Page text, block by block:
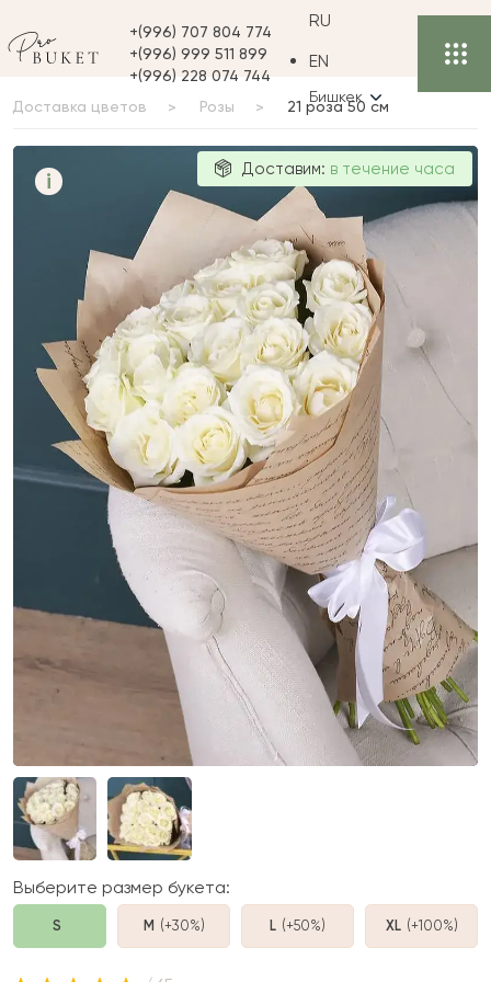
+(996) 707 804 774
+(996) 999 511 899
+(996) 228 074 744
RU
EN
Бишкек
Доставка цветов Розы 21 роза 50 см
i
21 роза 50 см Доставим: в течение часа
Выберите размер букета:
S M (+30%) L (+50%) XL (+100%)